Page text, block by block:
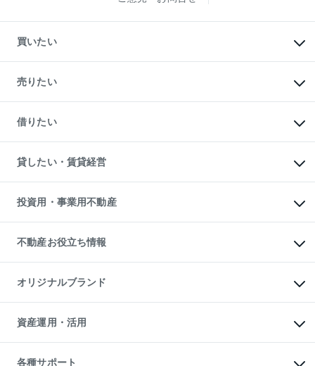
買いたい
新築・分譲マンションの購入
中古マンションの購入
一戸建ての購入
中古一戸建ての購入
不動産購入の流れ
注目キーワード物件特集
購入ガイド
English 繁体中文簡体中文
売りたい
一戸建ての売却・査定
土地の売却・査定
スピードAI査定
不動産査定について
不動産売却の流れ
不動産買換えの流れ
売却ガイド
借りたい
オフィス・店舗の賃貸
借りるときの流れ
借りるガイド
貸したい・賃貸経営
マンション賃料データ
賃貸管理プラン
リロケーションについて
貸すガイド
投資用・事業用不動産
事業用不動産
マンション投資
投資用マンション
アパート経営
収益物件
ビル購入（ビル一棟）
投資用不動産の売却査定
事業用不動産の売却査定
不動産お役立ち情報
マンションライブラリー
人気マンションランキング
暮らしに役立つ不動産メディア
不動産相場・不動産価格情報
不動産コラム・ニュース
不動産用語集
オリジナルブランド
一棟リノベーションマンション
L`GENTE（ルジェンテ）
区分リノベーションマンション
投資用一棟レジデンスWELL
資産運用・活用
不動産M&A
各種サポート